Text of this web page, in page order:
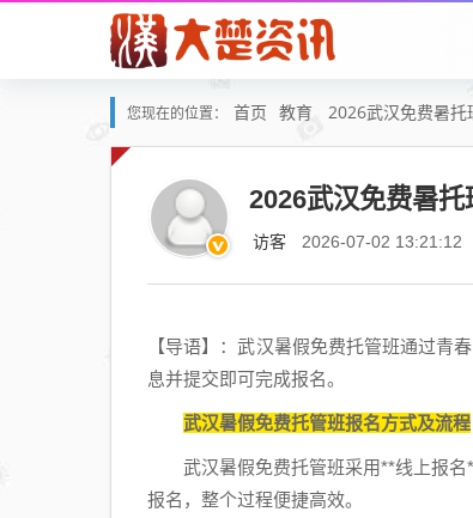
您现在的位置： 首页 教育 2026武汉免费暑托
2026武汉免费暑托
访客 2026-07-02 13:21:12
【导语】：武汉暑假免费托管班通过青
息并提交即可完成报名。
武汉暑假免费托管班报名方式及流程
武汉暑假免费托管班采用**线上报名
报名，整个过程便捷高效。